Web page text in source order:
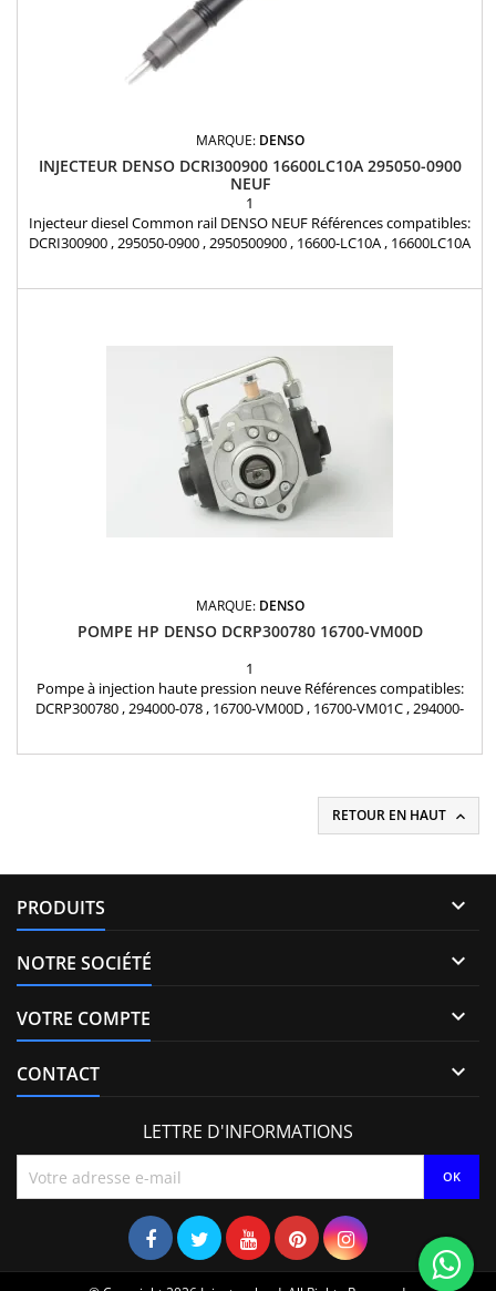
MARQUE: DENSO
INJECTEUR DENSO DCRI300900 16600LC10A 295050-0900
NEUF
1
Injecteur diesel Common rail DENSO NEUF Références compatibles:
DCRI300900 , 295050-0900 , 2950500900 , 16600-LC10A , 16600LC10A
MARQUE: DENSO
POMPE HP DENSO DCRP300780 16700-VM00D
1
Pompe à injection haute pression neuve Références compatibles:
DCRP300780 , 294000-078 , 16700-VM00D , 16700-VM01C , 294000-
RETOUR EN HAUT 
PRODUITS 
NOTRE SOCIÉTÉ 
VOTRE COMPTE 
CONTACT 
LETTRE D'INFORMATIONS